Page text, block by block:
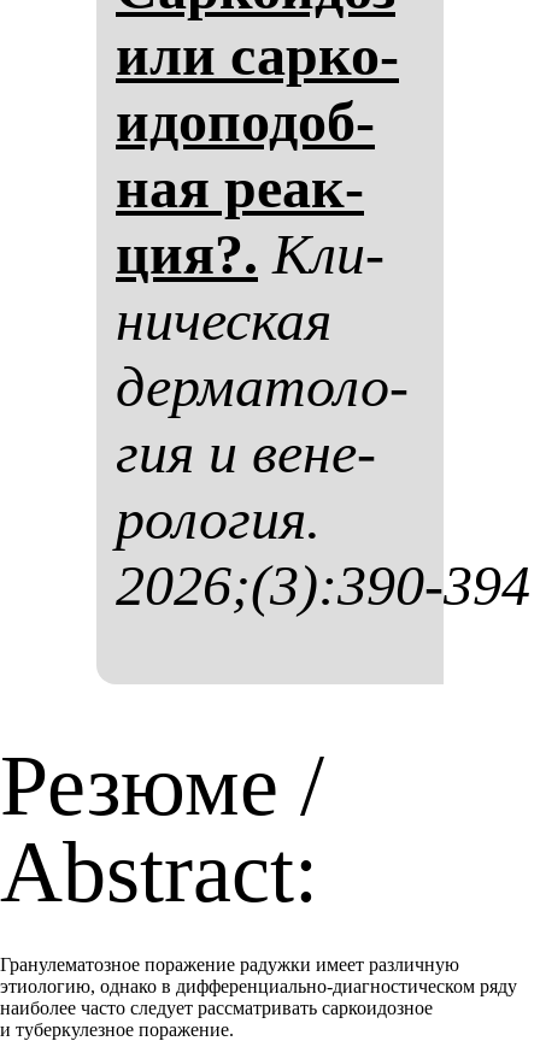
или сар­ко­
идо­по­доб­
ная ре­ак­
ция?. Кли­
ни­чес­кая
дер­ма­то­ло­
гия и ве­не­
ро­ло­гия.
2026;(3):390-394
Резюме /
Abstract:
Гранулематозное поражение радужки имеет различную
этиологию, однако в дифференциально-диагностическом ряду
наиболее часто следует рассматривать саркоидозное
и туберкулезное поражение.